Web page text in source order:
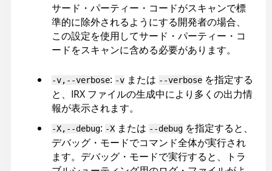
サード・パーティー・コードがスキャンで標
準的に除外されるようにする開発者の場合、
この設定を使用してサード・パーティー・コ
ードをスキャンに含める必要があります。
-v,--verbose: -v または --verbose を指定する
と、 IRX ファイルの生成中により多くの出力情
報が表示されます。
-X,--debug: -X または --debug を指定すると、
デバッグ・モードでコマンド全体が実行され
ます。デバッグ・モードで実行すると、トラ